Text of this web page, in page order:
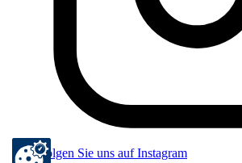
Folgen Sie uns auf Instagram